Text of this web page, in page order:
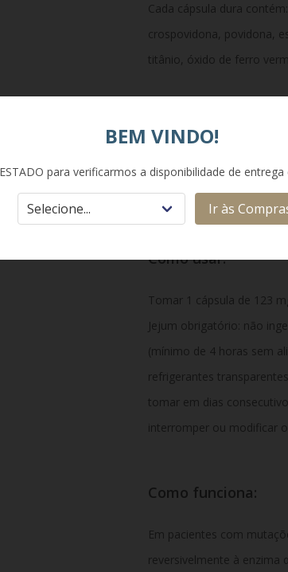
Cada cápsula dura contém:
crospovidona, povidona,
titânio, óxido de ferro
Classe Terapêutica:
Outros produtos para o
doenças genéticas
Como usar:
Tomar 1 cápsula de 123
Jejum obrigatório: não
(mínimo de 4 horas sem
refrigerantes
tomar em dias
interromper ou modificar
Como funciona:
Em pacientes com
reversivelmente à enzima
BEM VINDO!
para verificarmos a disponibilidade de
Ir às